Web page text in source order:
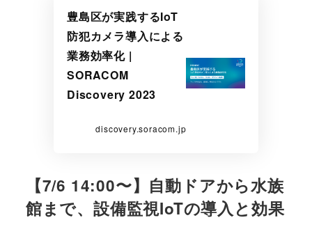
豊島区が実践するIoT
防犯カメラ導入による
業務効率化 |
SORACOM
Discovery 2023
discovery.soracom.jp
【7/6 14:00〜】自動ドアから水族
館まで、設備監視IoTの導入と効果